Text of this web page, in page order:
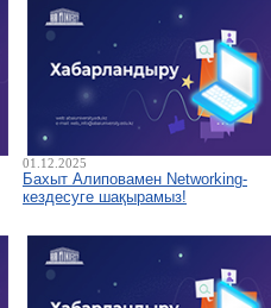
01.12.2025
Бахыт Алиповамен Networking-
кездесуге шақырамыз!